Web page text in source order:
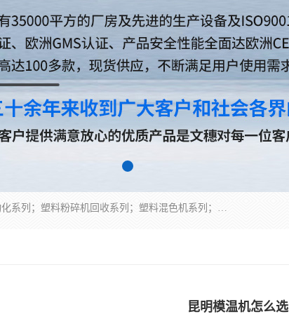
佛山文穗智能装备有限公司专业生产：机械手自动化系列；塑料粉碎机回收系列；塑料混色机系列；温度控制系列：模温机，冷水机；供料输送系列：中央供料系统，欧化/独立式吸料机，分体式吸料机；整机保修一年，易损件除外。
昆明模温机怎么选